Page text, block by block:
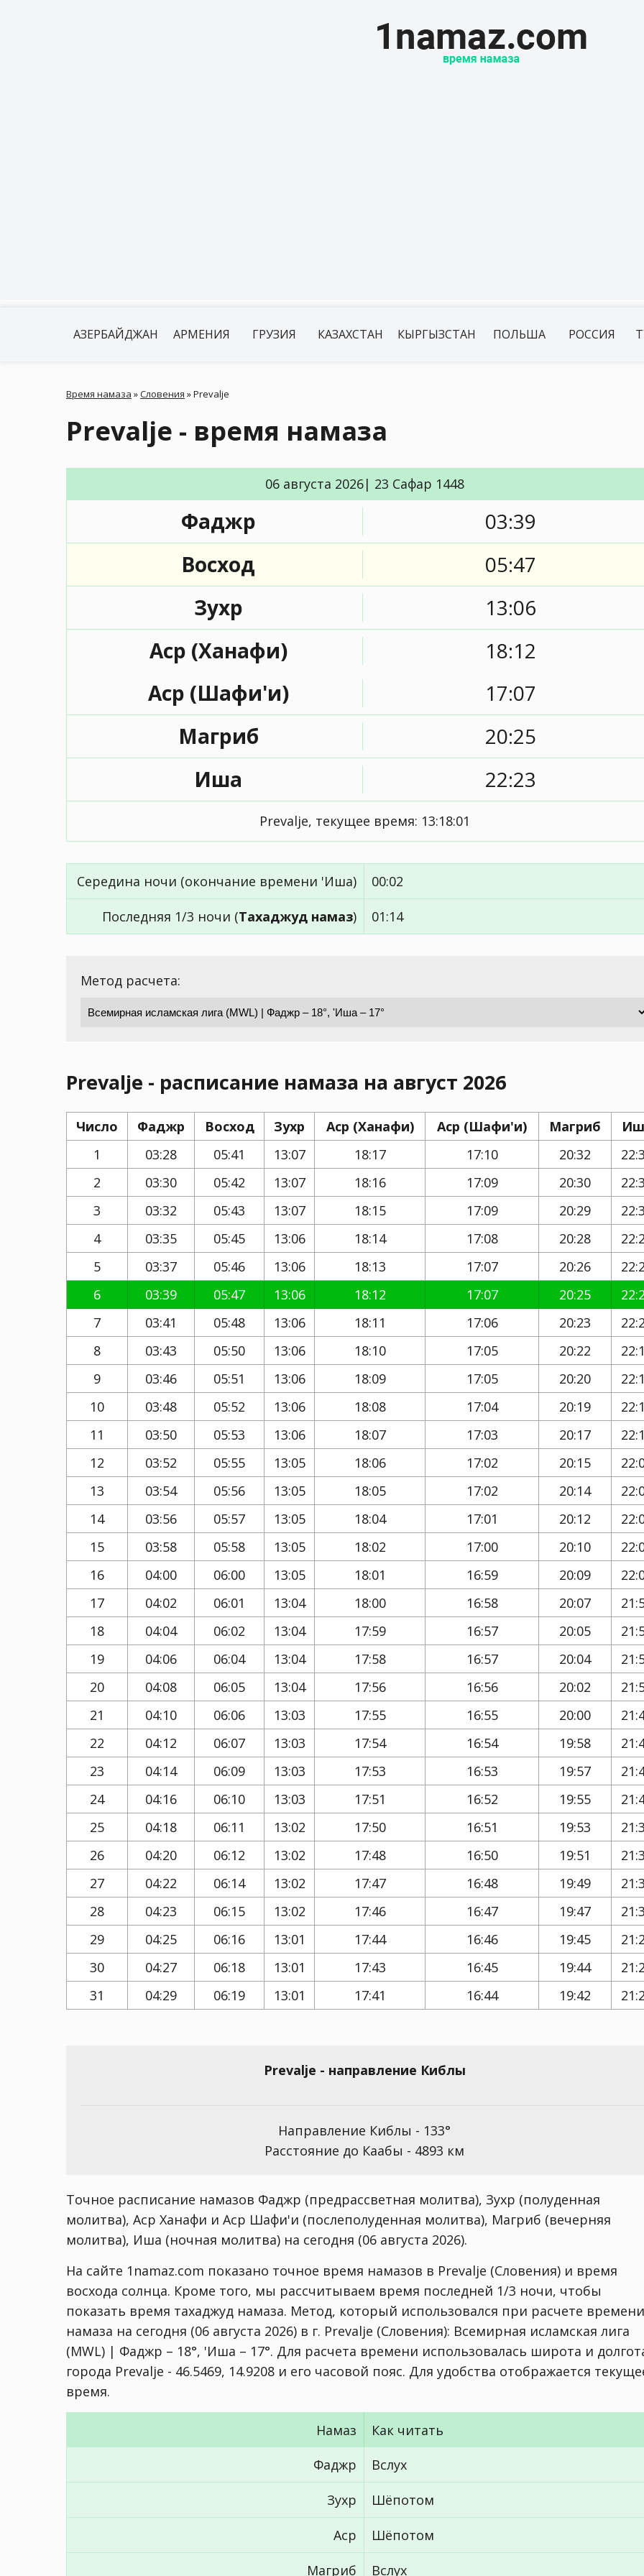
АЗЕРБАЙДЖАН АРМЕНИЯ ГРУЗИЯ КАЗАХСТАН КЫРГЫЗСТАН ПОЛЬША РОССИЯ
Время намаза »Словения »Prevalje
Prevalje - время намаза
06 августа 2026| 23 Сафар 1448
Фаджр
03:39
Восход
05:47
Зухр
13:06
Аср (Ханафи)
18:12
Аср (Шафи'и)
17:07
Магриб
20:25
Иша
22:23
Prevalje, текущее время: 13:18:01
Середина ночи (окончание времени 'Иша) 00:02
Последняя 1/3 ночи (Тахаджуд намаз) 01:14
Метод расчета:
Prevalje - расписание намаза на август 2026
Число Фаджр Восход Зухр Аср (Ханафи) Аср (Шафи'и) Магриб
1
03:28 05:41 13:07 18:17 17:10 20:32
2
03:30 05:42 13:07 18:16 17:09 20:30
3
03:32 05:43 13:07 18:15 17:09 20:29
4
03:35 05:45 13:06 18:14 17:08 20:28
5
03:37 05:46 13:06 18:13 17:07 20:26
6
03:39 05:47 13:06 18:12 17:07 20:25
7
03:41 05:48 13:06 18:11 17:06 20:23
8
03:43 05:50 13:06 18:10 17:05 20:22
9
03:46 05:51 13:06 18:09 17:05 20:20
10
03:48 05:52 13:06 18:08 17:04 20:19
11
03:50 05:53 13:06 18:07 17:03 20:17
12
03:52 05:55 13:05 18:06 17:02 20:15
13
03:54 05:56 13:05 18:05 17:02 20:14
14
03:56 05:57 13:05 18:04 17:01 20:12
15
03:58 05:58 13:05 18:02 17:00 20:10
16
04:00 06:00 13:05 18:01 16:59 20:09
17
04:02 06:01 13:04 18:00 16:58 20:07
18
04:04 06:02 13:04 17:59 16:57 20:05
19
04:06 06:04 13:04 17:58 16:57 20:04
20
04:08 06:05 13:04 17:56 16:56 20:02
21
04:10 06:06 13:03 17:55 16:55 20:00
22
04:12 06:07 13:03 17:54 16:54 19:58
23
04:14 06:09 13:03 17:53 16:53 19:57
24
04:16 06:10 13:03 17:51 16:52 19:55
25
04:18 06:11 13:02 17:50 16:51 19:53
26
04:20 06:12 13:02 17:48 16:50 19:51
27
04:22 06:14 13:02 17:47 16:48 19:49
28
04:23 06:15 13:02 17:46 16:47 19:47
29
04:25 06:16 13:01 17:44 16:46 19:45
30
04:27 06:18 13:01 17:43 16:45 19:44
31
04:29 06:19 13:01 17:41 16:44 19:42
Prevalje - направление Киблы
Направление Киблы - 133°
Расстояние до Каабы - 4893 км
Точное расписание намазов Фаджр (предрассветная молитва), Зухр (полуденная
молитва), Аср Ханафи и Аср Шафи'и (послеполуденная молитва), Магриб (вечерняя
молитва), Иша (ночная молитва) на сегодня (06 августа 2026).
На сайте 1namaz.com показано точное время намазов в Prevalje (Словения) и время
восхода солнца. Кроме того, мы рассчитываем время последней 1/3 ночи, чтобы
показать время тахаджуд намаза. Метод, который использовался при расчете времени
намаза на сегодня (06 августа 2026) в г. Prevalje (Словения): Всемирная исламская лига
(MWL) | Фаджр – 18°, 'Иша – 17°. Для расчета времени использовалась широта и
города Prevalje - 46.5469, 14.9208 и его часовой пояс. Для удобства отображается
время.
Намаз
Как читать
Фаджр
Вслух
Зухр Шёпотом
Аср Шёпотом
Магриб Вслух